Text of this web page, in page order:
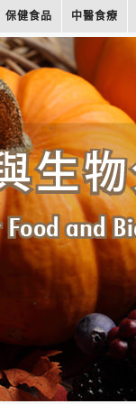
保健食品 中醫食療